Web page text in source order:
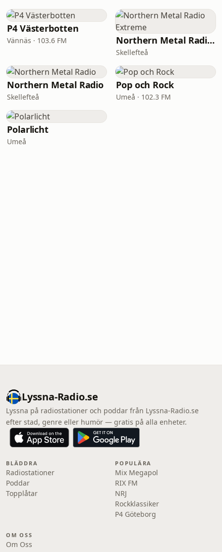
P4 Västerbotten
Vännäs · 103.6 FM Northern Metal Radio Extreme
Skellefteå
Northern Metal Radio
Skellefteå
Pop och Rock
Umeå · 102.3 FM
Polarlicht
Umeå
Lyssna-Radio.se
Lyssna på radiostationer och poddar från Lyssna-Radio.se
efter stad, genre eller humör — gratis på alla enheter.
BLÄDDRA
Radiostationer
Poddar
Topplåtar
POPULÄRA
Mix Megapol
RIX FM
NRJ
Rockklassiker
P4 Göteborg
OM OSS
Om Oss